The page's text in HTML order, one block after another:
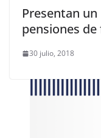
Presentan
pensiones
30 julio, 2018